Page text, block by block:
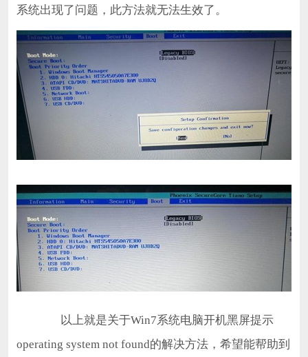
系统出现了问题，此方法就无法生效了。
以上就是关于Win7系统电脑开机黑屏提示
operating system not found的解决方法，希望能帮助到